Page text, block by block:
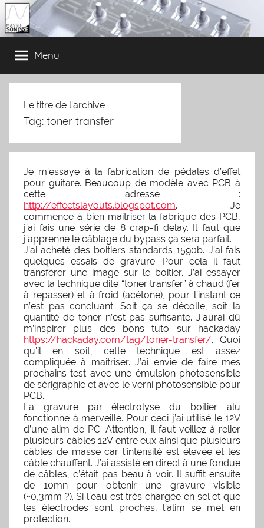
Skip
to
content
Massif
sonore
pour
l'explorationMenu
Le titre de l'archive
Tag: toner transfer
Je m’essaye à la fabrication de pédales d’effet
pour guitare. Beaucoup de modèle avec PCB à
cette adresse :
http://effectslayouts.blogspot.com. Je
commence à bien maitriser la fabrique des PCB,
j’ai fais une série de 8 crap-fi delay. Il faut que
j’apprenne le câblage du bypass ça sera parfait.
J’ai acheté des boitiers standards 1590b. J’ai fais
quelques essais de gravure. Pour cela il faut
transférer une image sur le boitier. J’ai essayer
avec la technique dite “toner transfer” à chaud (fer
à repasser) et à froid (acétone), pour l’instant ce
n’est pas concluant. Soit ça se décolle, soit la
quantité de toner n’est pas suffisante. J’aurai dû
m’inspirer plus des bons tuto sur hackaday
https://hackaday.com/tag/toner-transfer/. Quoi
qu’il en soit, cette technique est assez
compliquée à maitriser. J’ai envie de faire mes
prochains test avec une émulsion photosensible
de sérigraphie et avec le verni photosensible pour
PCB.
La gravure par électrolyse du boitier alu
fonctionne à merveille. Pour ceci j’ai utilisé le 12V
d’une alim de PC. Attention, il faut veillez à relier
plusieurs câbles 12V entre eux ainsi que plusieurs
câbles de masse car l’intensité est élevée et les
câble chauffent. J’ai assisté en direct à une fondue
de câbles, c’était pas beau à voir. Il suffit ensuite
de 10mn pour obtenir une gravure visible
(~0,3mm ?). Si l’eau est très chargée en sel et que
les électrodes sont proches, l’alim se met en
protection.